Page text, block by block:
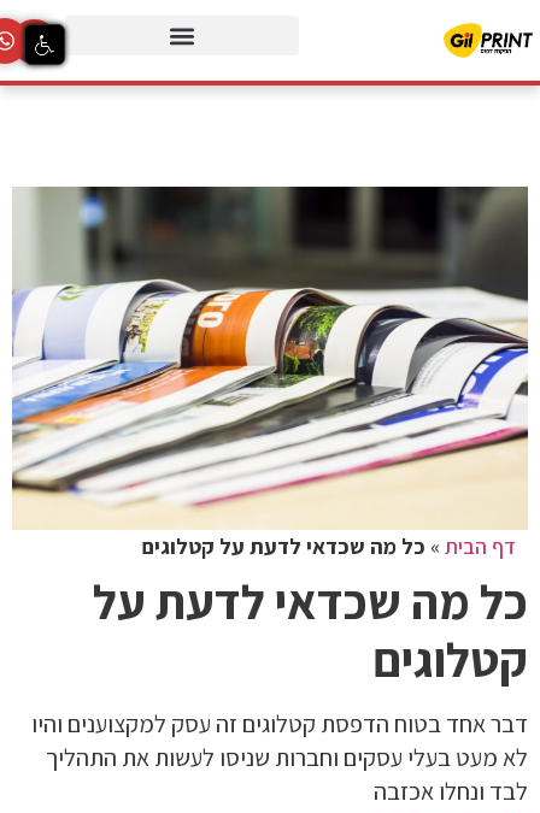
דף הבית » כל מה שכדאי לדעת על קטלוגים
כל מה שכדאי לדעת על
קטלוגים
דבר אחד בטוח הדפסת קטלוגים זה עסק למקצוענים והיו
לא מעט בעלי עסקים וחברות שניסו לעשות את התהליך
לבד ונחלו אכזבה